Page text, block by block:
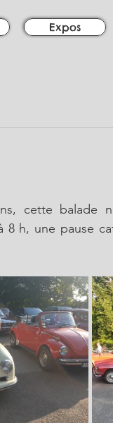
Expos
cette balade
8 h, une pause